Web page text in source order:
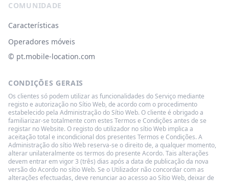
COMUNIDADE
Características
Operadores móveis
© ‌pt.mobile-location.com
CONDIÇÕES GERAIS
Os clientes só podem utilizar as funcionalidades do Serviço mediante
registo e autorização no Sítio Web, de acordo com o procedimento
estabelecido pela Administração do Sítio Web. O cliente é obrigado a
familiarizar-se totalmente com estes Termos e Condições antes de se
registar no Website. O registo do utilizador no sítio Web implica a
aceitação total e incondicional dos presentes Termos e Condições. A
Administração do sítio Web reserva-se o direito de, a qualquer momento,
alterar unilateralmente os termos do presente Acordo. Tais alterações
devem entrar em vigor 3 (três) dias após a data de publicação da nova
versão do Acordo no sítio Web. Se o Utilizador não concordar com as
alterações efectuadas, deve renunciar ao acesso ao Sítio Web, deixar de